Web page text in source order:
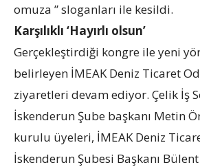
omuza ” sloganları ile kesildi.
Karşılıklı ‘Hayırlı olsun’
Gerçekleştirdiği kongre ile yeni
belirleyen İMEAK Deniz Ticaret
ziyaretleri devam ediyor. Çelik İş
İskenderun Şube başkanı Metin
kurulu üyeleri, İMEAK Deniz
İskenderun Şubesi Başkanı